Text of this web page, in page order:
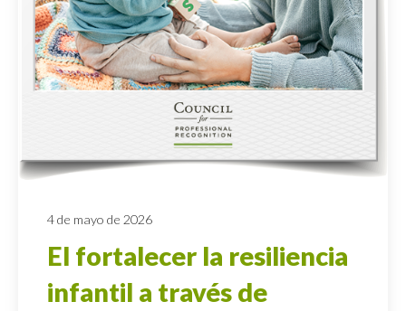
4 de mayo de 2026
El fortalecer la resiliencia
infantil a través de